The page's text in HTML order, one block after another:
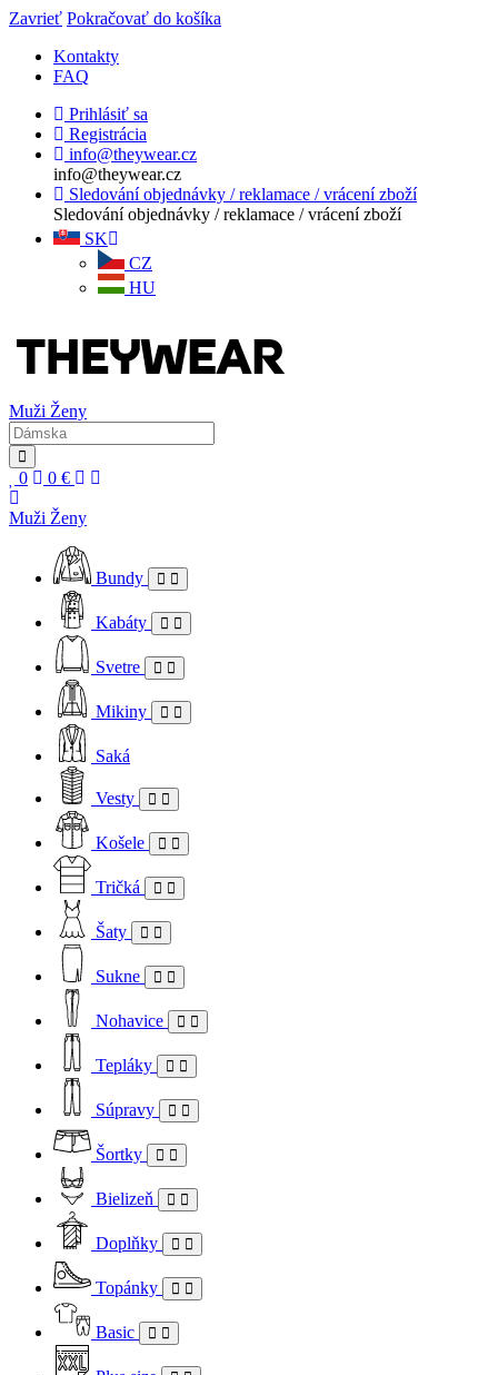
Zavrieť Pokračovať do košíka
Kontakty
FAQ
Prihlásiť sa
Registrácia
info@theywear.cz
info@theywear.cz
Sledování objednávky / reklamace / vrácení zboží
Sledování objednávky / reklamace / vrácení zboží
SK
CZ
HU
Muži Ženy
0 0 €
Muži Ženy
Bundy
Kabáty
Svetre
Mikiny
Saká
Vesty
Košele
Tričká
Šaty
Sukne
Nohavice
Tepláky
Súpravy
Šortky
Bielizeň
Doplňky
Topánky
Basic